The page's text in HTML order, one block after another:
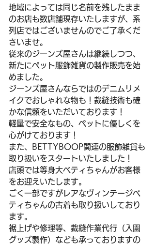
地域によっては同じ名前を残したまま
のお店も数店舗現存いたしますが、系
列店ではございませんのでご了承くだ
さいませ。
従来のジーンズ屋さんは継続しつつ、
新たにペット服飾雑貨の製作販売を始
めました。
ジーンズ屋さんならではのデニムリメ
イクでおしゃれな物も！裁縫技術も確
かな信頼をいただいております！
軽量で安全なもの、ペットに優しくを
心がけております！
また、BETTYBOOP関連の服飾雑貨も
取り扱いをスタートいたしました！
店頭では等身大ベティちゃんがお客様
をお迎えいたします。
ごく一部ですがレアなヴィンテージベ
ティちゃんの古着も取り扱いしており
ます。
裾上げや修理等、裁縫作業代行（入園
グッズ製作）なども承っておりますの